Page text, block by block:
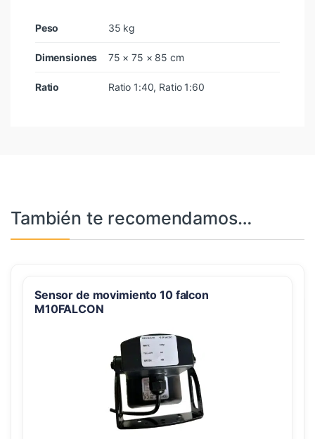
Peso 35 kg
Dimensiones 75 × 75 × 85 cm
Ratio Ratio 1:40, Ratio 1:60
También te recomendamos…
Sensor de movimiento 10 falcon
M10FALCON